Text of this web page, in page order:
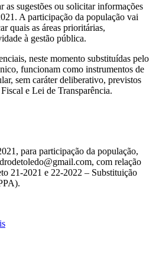
as sugestões ou solicitar informações
A participação da população vai
quais as áreas prioritárias,
à gestão pública.
neste momento substituídas pelo
funcionam como instrumentos de
sem caráter deliberativo, previstos
e Lei de Transparência.
para participação da população,
com relação
21-2021 e 22-2022 – Substituição